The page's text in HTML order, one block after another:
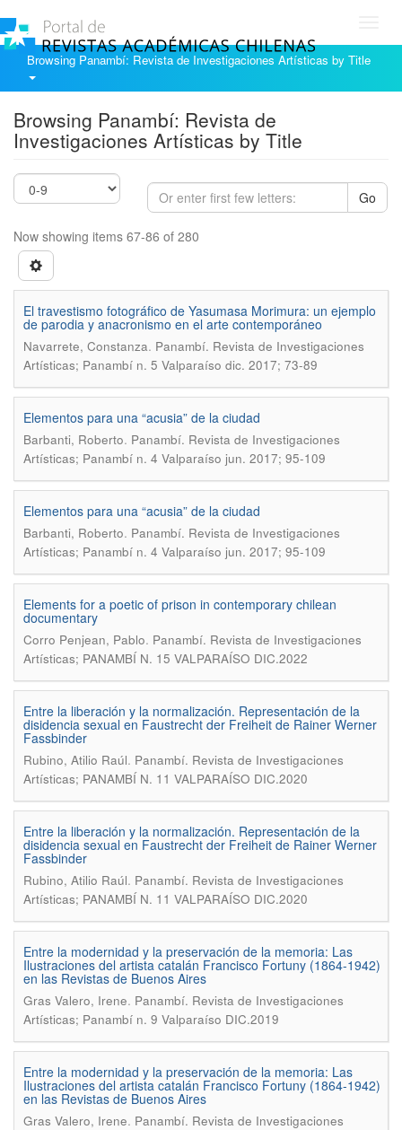
Browsing Panambí: Revista de Investigaciones Artísticas by Title
Browsing Panambí: Revista de
Investigaciones Artísticas by Title
Go
Now showing items 67-86 of 280
El travestismo fotográfico de Yasumasa Morimura: un ejemplo
de parodia y anacronismo en el arte contemporáneo
Navarrete, Constanza. Panambí. Revista de Investigaciones
Artísticas; Panambí n. 5 Valparaíso dic. 2017; 73-89
Elementos para una “acusia” de la ciudad
Barbanti, Roberto. Panambí. Revista de Investigaciones
Artísticas; Panambí n. 4 Valparaíso jun. 2017; 95-109
Elementos para una “acusia” de la ciudad
Barbanti, Roberto. Panambí. Revista de Investigaciones
Artísticas; Panambí n. 4 Valparaíso jun. 2017; 95-109
Elements for a poetic of prison in contemporary chilean
documentary
Corro Penjean, Pablo. Panambí. Revista de Investigaciones
Artísticas; PANAMBÍ N. 15 VALPARAÍSO DIC.2022
Entre la liberación y la normalización. Representación de la
disidencia sexual en Faustrecht der Freiheit de Rainer Werner
Fassbinder
Rubino, Atilio Raúl. Panambí. Revista de Investigaciones
Artísticas; PANAMBÍ N. 11 VALPARAÍSO DIC.2020
Entre la liberación y la normalización. Representación de la
disidencia sexual en Faustrecht der Freiheit de Rainer Werner
Fassbinder
Rubino, Atilio Raúl. Panambí. Revista de Investigaciones
Artísticas; PANAMBÍ N. 11 VALPARAÍSO DIC.2020
Entre la modernidad y la preservación de la memoria: Las
Ilustraciones del artista catalán Francisco Fortuny (1864-1942)
en las Revistas de Buenos Aires
Gras Valero, Irene. Panambí. Revista de Investigaciones
Artísticas; Panambí n. 9 Valparaíso DIC.2019
Entre la modernidad y la preservación de la memoria: Las
Ilustraciones del artista catalán Francisco Fortuny (1864-1942)
en las Revistas de Buenos Aires
Gras Valero, Irene. Panambí. Revista de Investigaciones